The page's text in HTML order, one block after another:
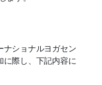
ナショナルヨガセン
に際し、下記内容に